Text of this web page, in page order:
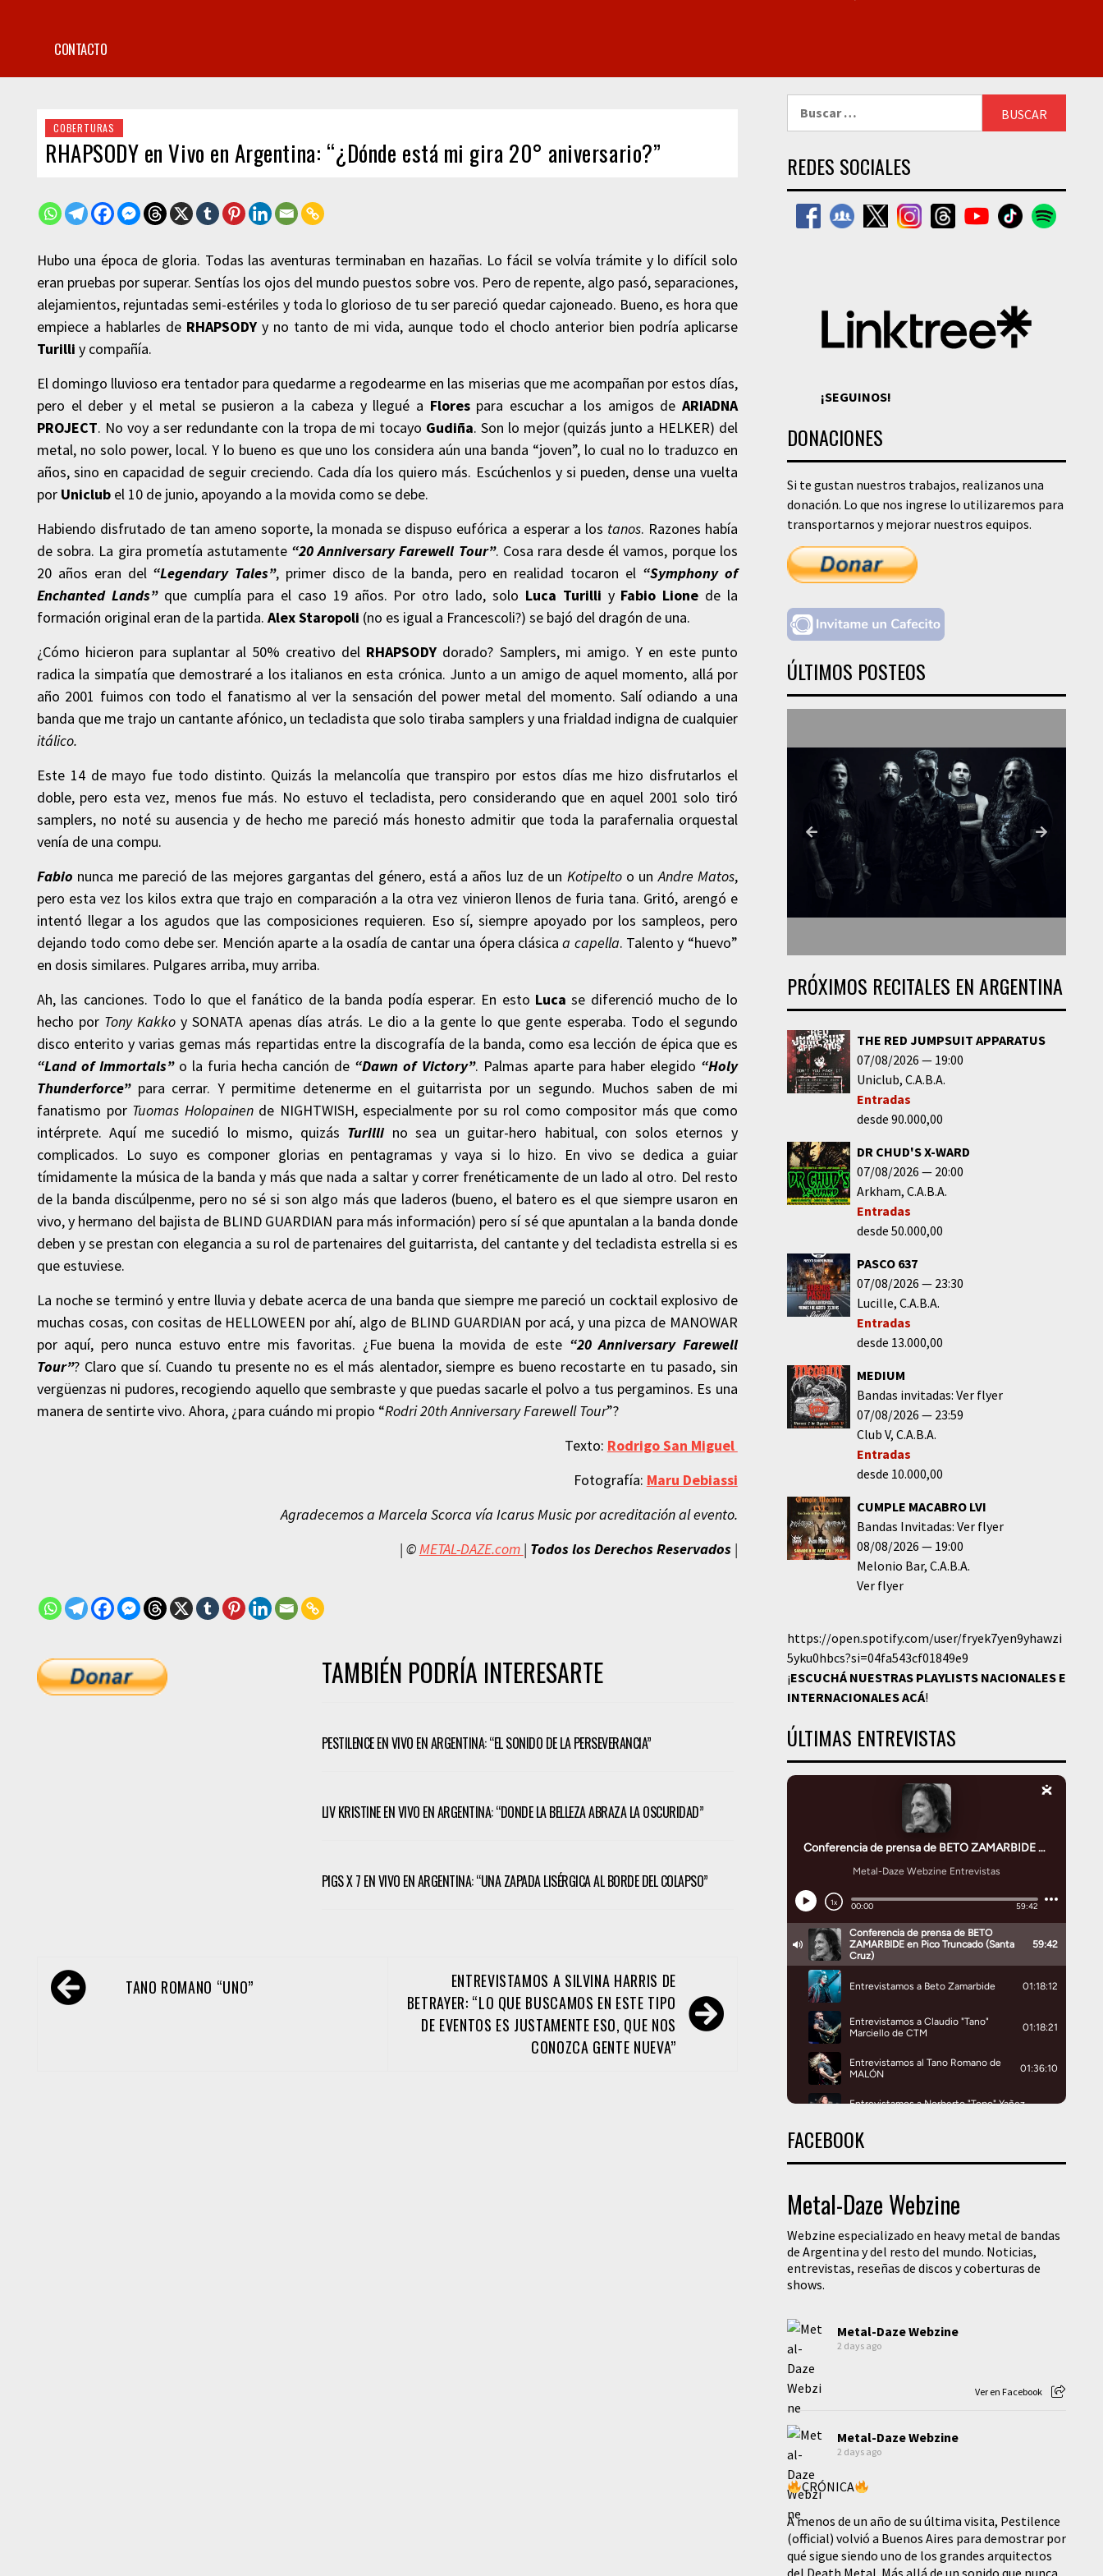
CONTACTO
COBERTURAS
RHAPSODY en Vivo en Argentina: “¿Dónde está mi gira 20° aniversario?”
Hubo una época de gloria. Todas las aventuras terminaban en hazañas. Lo fácil se volvía trámite y lo difícil solo
eran pruebas por superar. Sentías los ojos del mundo puestos sobre vos. Pero de repente, algo pasó, separaciones,
alejamientos, rejuntadas semi-estériles y toda lo glorioso de tu ser pareció quedar cajoneado. Bueno, es hora que
empiece a hablarles de RHAPSODY y no tanto de mi vida, aunque todo el choclo anterior bien podría aplicarse
Turilli y compañía.
El domingo lluvioso era tentador para quedarme a regodearme en las miserias que me acompañan por estos días,
pero el deber y el metal se pusieron a la cabeza y llegué a Florespara escuchar a los amigos de ARIADNA
PROJECT. No voy a ser redundante con la tropa de mi tocayo Gudiña. Son lo mejor (quizás junto a HELKER) del
metal, no solo power, local. Y lo bueno es que uno los considera aún una banda “joven”, lo cual no lo traduzco en
años, sino en capacidad de seguir creciendo. Cada día los quiero más. Escúchenlos y si pueden, dense una vuelta
por Uniclub el 10 de junio, apoyando a la movida como se debe.
Habiendo disfrutado de tan ameno soporte, la monada se dispuso eufórica a esperar a los tanos. Razones había
de sobra. La gira prometía astutamente “20 Anniversary Farewell Tour”. Cosa rara desde él vamos, porque los
20 años eran del “Legendary Tales”, primer disco de la banda, pero en realidad tocaron el “Symphony of
Enchanted Lands”que cumplía para el caso 19 años. Por otro lado, solo Luca Turilli y Fabio Lione de la
formación original eran de la partida. Alex Staropoli (no es igual a Francescoli?) se bajó del dragón de una.
¿Cómo hicieron para suplantar al 50% creativo del RHAPSODY dorado? Samplers, mi amigo. Y en este punto
radica la simpatía que demostraré a los italianos en esta crónica. Junto a un amigo de aquel momento, allá por
año 2001 fuimos con todo el fanatismo al ver la sensación del power metal del momento. Salí odiando a una
banda que me trajo un cantante afónico, un tecladista que solo tiraba samplers y una frialdad indigna de cualquier
itálico.
Este 14 de mayo fue todo distinto. Quizás la melancolía que transpiro por estos días me hizo disfrutarlos el
doble, pero esta vez, menos fue más. No estuvo el tecladista, pero considerando que en aquel 2001 solo tiró
samplers, no noté su ausencia y de hecho me pareció más honesto admitir que toda la parafernalia orquestal
venía de una compu.
Fabio nunca me pareció de las mejores gargantas del género, está a años luz de un Kotipeltoo unAndre Matos,
pero esta vez los kilos extra que trajo en comparación a la otra vez vinieron llenos de furia tana. Gritó, arengó e
intentó llegar a los agudos que las composiciones requieren. Eso sí, siempre apoyado por los sampleos, pero
dejando todo como debe ser. Mención aparte a la osadía de cantar una ópera clásicaa capella. Talento y “huevo”
en dosis similares. Pulgares arriba, muy arriba.
Ah, las canciones. Todo lo que el fanático de la banda podía esperar. En esto Luca se diferenció mucho de lo
hecho por Tony Kakko y SONATA apenas días atrás. Le dio a la gente lo que gente esperaba. Todo el segundo
disco enterito y varias gemas más repartidas entre la discografía de la banda, como esa lección de épica que es
“Land of Immortals”o la furia hecha canción de “Dawn of Victory”. Palmas aparte para haber elegido “Holy
Thunderforce”para cerrar. Y permitime detenerme en el guitarrista por un segundo. Muchos saben de mi
fanatismo por Tuomas Holopainende NIGHTWISH, especialmente por su rol como compositor más que como
intérprete. Aquí me sucedió lo mismo, quizás Turillino sea un guitar-hero habitual, con solos eternos y
complicados. Lo suyo es componer glorias en pentagramas y vaya si lo hizo. En vivo se dedica a guiar
tímidamente la música de la banda y más que nada a saltar y correr frenéticamente de un lado al otro. Del resto
de la banda discúlpenme, pero no sé si son algo más que laderos (bueno, el batero es el que siempre usaron en
vivo, y hermano del bajista de BLIND GUARDIAN para más información) pero sí sé que apuntalan a la banda donde
deben y se prestan con elegancia a su rol de partenaires del guitarrista, del cantante y del tecladista estrella si es
que estuviese.
La noche se terminó y entre lluvia y debate acerca de una banda que siempre me pareció un cocktail explosivo de
muchas cosas, con cositas de HELLOWEEN por ahí, algo de BLIND GUARDIAN por acá, y una pizca de MANOWAR
por aquí, pero nunca estuvo entre mis favoritas. ¿Fue buena la movida de este “20 Anniversary Farewell
Tour”? Claro que sí. Cuando tu presente no es el más alentador, siempre es bueno recostarte en tu pasado, sin
vergüenzas ni pudores, recogiendo aquello que sembraste y que puedas sacarle el polvo a tus pergaminos. Es una
manera de sentirte vivo. Ahora, ¿para cuándo mi propio “Rodri 20th Anniversary Farewell Tour”?
Texto: Rodrigo San Miguel
Fotografía: Maru Debiassi
Agradecemos a Marcela Scorca vía Icarus Music por acreditación al evento.
| ©METAL-DAZE.com | Todos los Derechos Reservados|
TAMBIÉN PODRÍA INTERESARTE
PESTILENCE EN VIVO EN ARGENTINA: “EL SONIDO DE LA PERSEVERANCIA”
LIV KRISTINE EN VIVO EN ARGENTINA: “DONDE LA BELLEZA ABRAZA LA OSCURIDAD”
PIGS X 7 EN VIVO EN ARGENTINA: “UNA ZAPADA LISÉRGICA AL BORDE DEL COLAPSO”
Navegación
de TANO ROMANO “UNO”
ENTREVISTAMOS A SILVINA HARRIS DE
BETRAYER: “LO QUE BUSCAMOS EN ESTE TIPO
DE EVENTOS ES JUSTAMENTE ESO, QUE NOS
CONOZCA GENTE NUEVA”
REDES SOCIALES
¡SEGUINOS!
DONACIONES
Si te gustan nuestros trabajos, realizanos una
donación. Lo que nos ingrese lo utilizaremos para
transportarnos y mejorar nuestros equipos.
ÚLTIMOS POSTEOS
PRÓXIMOS RECITALES EN ARGENTINA
THE RED JUMPSUIT APPARATUS
07/08/2026
19:00
Uniclub C.A.B.A.
Entradas
desde 90.000,00
DR CHUD'S X-WARD
07/08/2026
20:00
Arkham C.A.B.A.
Entradas
desde 50.000,00
PASCO 637
07/08/2026
23:30
Lucille C.A.B.A.
Entradas
desde 13.000,00
MEDIUM
Bandas invitadas: Ver flyer
07/08/2026
23:59
Club V C.A.B.A.
Entradas
desde 10.000,00
CUMPLE MACABRO LVI
Bandas Invitadas: Ver flyer
08/08/2026
19:00
Melonio Bar C.A.B.A.
Ver flyer
https://open.spotify.com/user/fryek7yen9yhawzi
5yku0hbcs?si=04fa543cf01849e9
¡ESCUCHÁ NUESTRAS PLAYLISTS NACIONALES E
INTERNACIONALESACÁ!
ÚLTIMAS ENTREVISTAS
FACEBOOK
Metal-Daze Webzine
Webzine especializado en heavy metal de bandas
de Argentina y del resto del mundo. Noticias,
entrevistas, reseñas de discos y coberturas de
shows.
Metal-Daze Webzine
2 days ago
Ver en Facebook
Metal-Daze Webzine
2 days ago
CRÓNICA
A menos de un año de su última visita, Pestilence
(official) volvió a Buenos Aires para demostrar por
qué sigue siendo uno de los grandes arquitectos
del Death Metal. Más allá de un sonido que nunca